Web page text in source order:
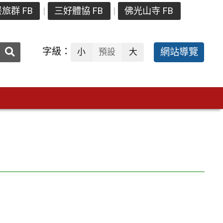
旅群 FB 三好體協 FB 佛光山寺 FB
送出 字級： 小 預設 大 網站導覽